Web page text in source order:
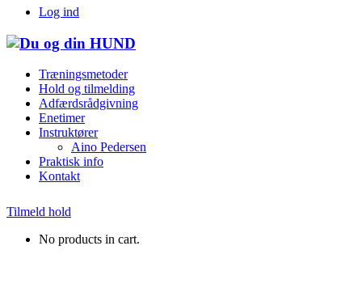
Log ind
Træningsmetoder
Hold og tilmelding
Adfærdsrådgivning
Enetimer
Instruktører
Aino Pedersen
Praktisk info
Kontakt
Tilmeld hold
No products in cart.